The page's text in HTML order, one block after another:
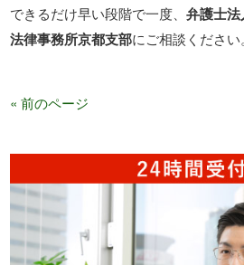
できるだけ早い段階で一度、弁護士
法律事務所京都支部にご相談ください。
« 前のページ